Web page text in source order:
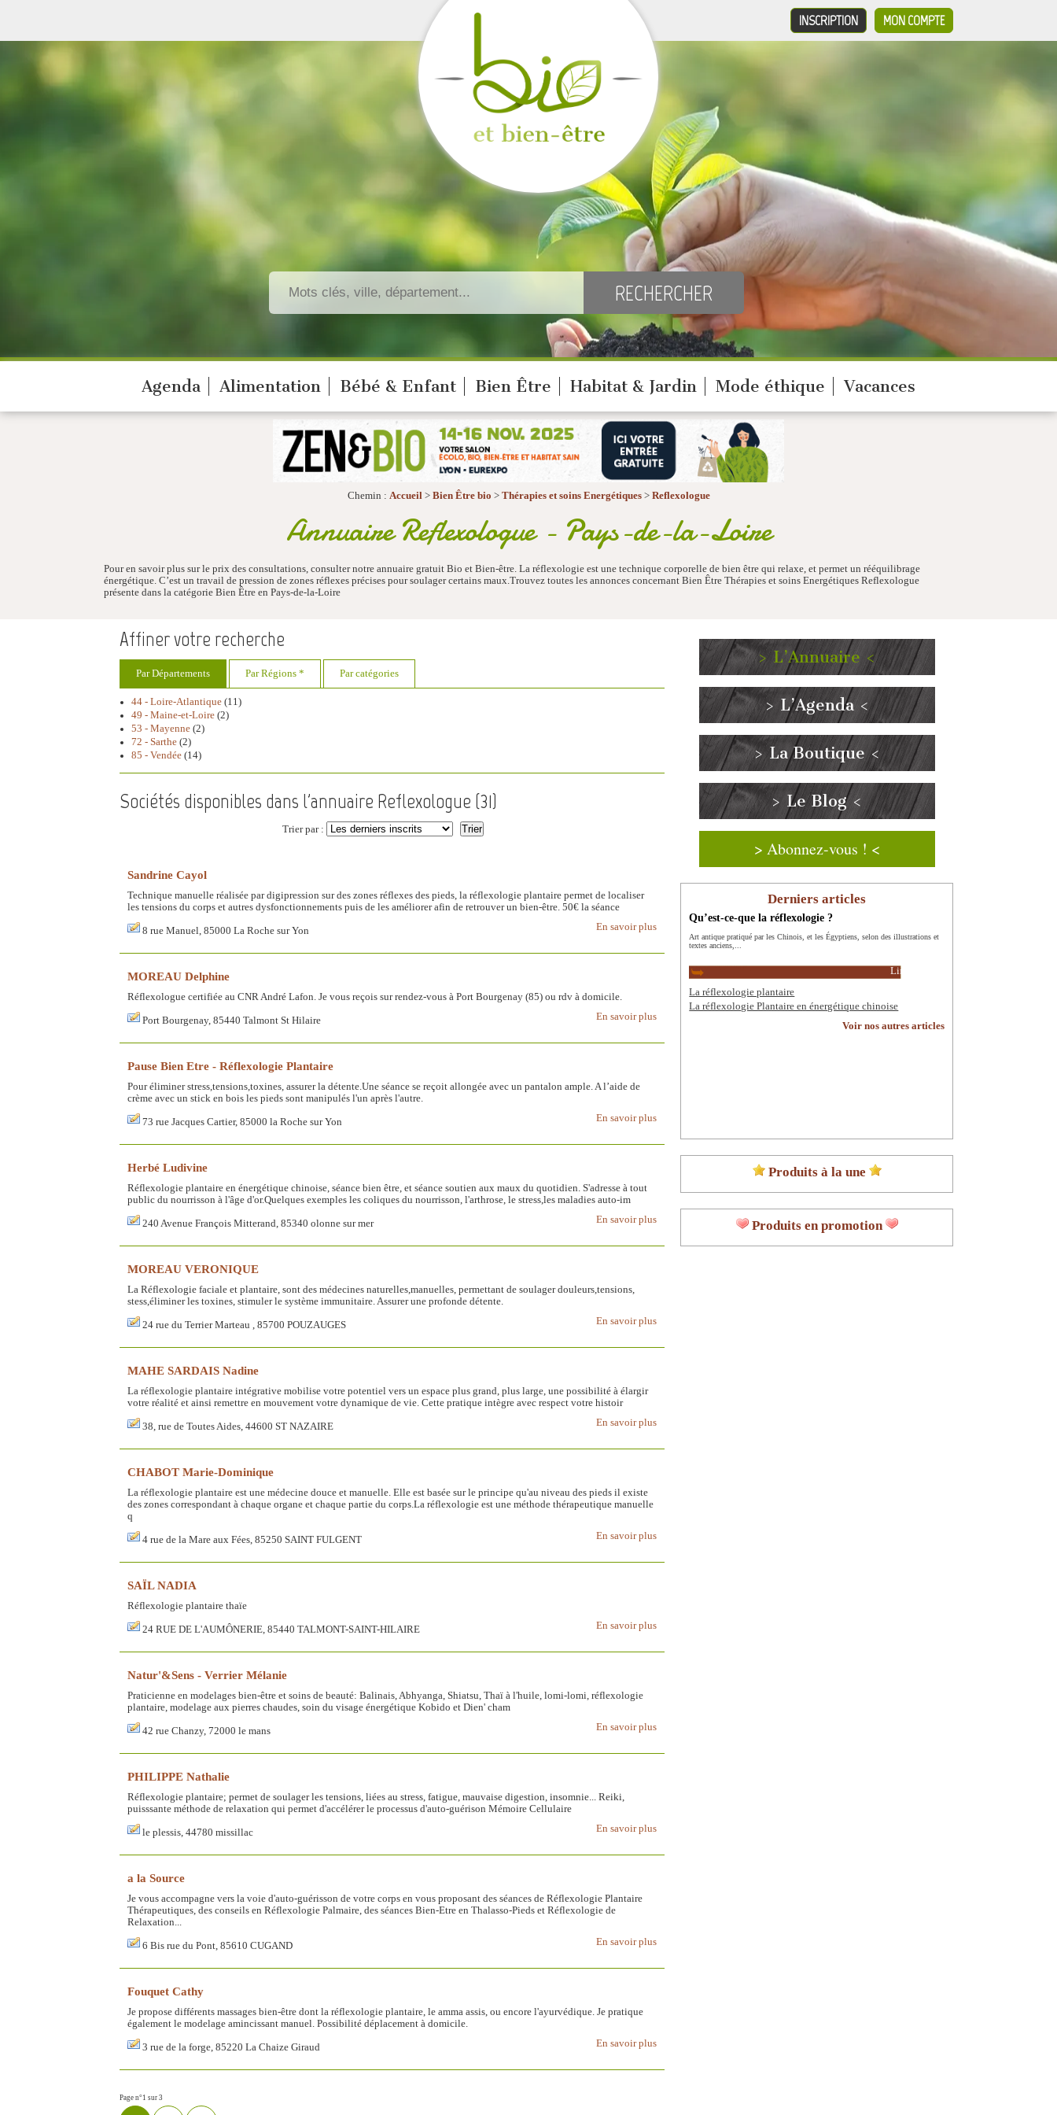
MON COMPTE
INSCRIPTION
Agenda Alimentation Bébé & Enfant Bien Être Habitat & Jardin Mode éthique Vacances
Chemin : Accueil> Bien Être bio > Thérapies et soins Energétiques > Reflexologue
Annuaire Reflexologue - Pays-de-la-Loire
Pour en savoir plus sur le prix des consultations, consulter notre annuaire gratuit Bio et Bien-être. La réflexologie est une technique corporelle de bien être qui relaxe, et permet un rééquilibrage
énergétique. C’est un travail de pression de zones réflexes précises pour soulager certains maux.Trouvez toutes les annonces concernant Bien Être Thérapies et soins Energétiques Reflexologue
présente dans la catégorie Bien Être en Pays-de-la-Loire
Affiner votre recherche
Par Départements Par Régions * Par catégories
44 - Loire-Atlantique (11)
49 - Maine-et-Loire (2)
53 - Mayenne (2)
72 - Sarthe (2)
85 - Vendée (14)
Sociétés disponibles dans l'annuaire Reflexologue (31)
Trier par :
Sandrine Cayol
Technique manuelle réalisée par digipression sur des zones réflexes des pieds, la réflexologie plantaire permet de localiser
les tensions du corps et autres dysfonctionnements puis de les améliorer afin de retrouver un bien-être. 50€ la séance
En savoir plus
8 rue Manuel, 85000 La Roche sur Yon
MOREAU Delphine
Réflexologue certifiée au CNR André Lafon. Je vous reçois sur rendez-vous à Port Bourgenay (85) ou rdv à domicile.
En savoir plus
Port Bourgenay, 85440 Talmont St Hilaire
Pause Bien Etre - Réflexologie Plantaire
Pour éliminer stress,tensions,toxines, assurer la détente.Une séance se reçoit allongée avec un pantalon ample. A l’aide de
crème avec un stick en bois les pieds sont manipulés l'un après l'autre.
En savoir plus
73 rue Jacques Cartier, 85000 la Roche sur Yon
Herbé Ludivine
Réflexologie plantaire en énergétique chinoise, séance bien être, et séance soutien aux maux du quotidien. S'adresse à tout
public du nourrisson à l'âge d'or.Quelques exemples les coliques du nourrisson, l'arthrose, le stress,les maladies auto-im
En savoir plus
240 Avenue François Mitterand, 85340 olonne sur mer
MOREAU VERONIQUE
La Réflexologie faciale et plantaire, sont des médecines naturelles,manuelles, permettant de soulager douleurs,tensions,
stess,éliminer les toxines, stimuler le système immunitaire. Assurer une profonde détente.
En savoir plus
24 rue du Terrier Marteau , 85700 POUZAUGES
MAHE SARDAIS Nadine
La réflexologie plantaire intégrative mobilise votre potentiel vers un espace plus grand, plus large, une possibilité à élargir
votre réalité et ainsi remettre en mouvement votre dynamique de vie. Cette pratique intègre avec respect votre histoir
En savoir plus
38, rue de Toutes Aides, 44600 ST NAZAIRE
CHABOT Marie-Dominique
La réflexologie plantaire est une médecine douce et manuelle. Elle est basée sur le principe qu'au niveau des pieds il existe
des zones correspondant à chaque organe et chaque partie du corps.La réflexologie est une méthode thérapeutique manuelle
q
En savoir plus
4 rue de la Mare aux Fées, 85250 SAINT FULGENT
SAÏL NADIA
Réflexologie plantaire thaïe
En savoir plus
24 RUE DE L'AUMÔNERIE, 85440 TALMONT-SAINT-HILAIRE
Natur'&Sens - Verrier Mélanie
Praticienne en modelages bien-être et soins de beauté: Balinais, Abhyanga, Shiatsu, Thaï à l'huile, lomi-lomi, réflexologie
plantaire, modelage aux pierres chaudes, soin du visage énergétique Kobido et Dien' cham
En savoir plus
42 rue Chanzy, 72000 le mans
PHILIPPE Nathalie
Réflexologie plantaire; permet de soulager les tensions, liées au stress, fatigue, mauvaise digestion, insomnie... Reiki,
puisssante méthode de relaxation qui permet d'accélérer le processus d'auto-guérison Mémoire Cellulaire
En savoir plus
le plessis, 44780 missillac
a la Source
Je vous accompagne vers la voie d'auto-guérisson de votre corps en vous proposant des séances de Réflexologie Plantaire
Thérapeutiques, des conseils en Réflexologie Palmaire, des séances Bien-Etre en Thalasso-Pieds et Réflexologie de
Relaxation...
En savoir plus
6 Bis rue du Pont, 85610 CUGAND
Fouquet Cathy
Je propose différents massages bien-être dont la réflexologie plantaire, le amma assis, ou encore l'ayurvédique. Je pratique
également le modelage amincissant manuel. Possibilité déplacement à domicile.
En savoir plus
3 rue de la forge, 85220 La Chaize Giraud
Page n°1 sur 3
> L’Annuaire <
> L’Agenda <
> La Boutique <
> Le Blog <
> Abonnez-vous ! <
Derniers articles
Qu’est-ce-que la réflexologie ?
Art antique pratiqué par les Chinois, et les Égyptiens, selon des illustrations et
textes anciens,...
Lire la suite
La réflexologie plantaire
La réflexologie Plantaire en énergétique chinoise
Voir nos autres articles
Produits à la une
Produits en promotion